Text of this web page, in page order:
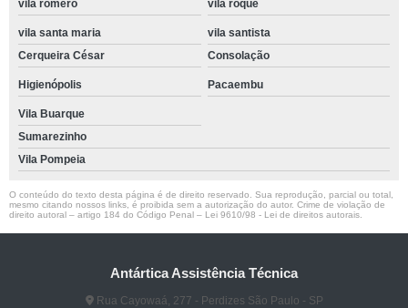
vila romero vila roque
vila santa maria
vila santista
Cerqueira César
Consolação
Higienópolis Pacaembu
Vila Buarque
Sumarezinho
Vila Pompeia
O conteúdo do texto desta página é de direito reservado. Sua reprodução, parcial ou total,
mesmo citando nossos links, é proibida sem a autorização do autor. Crime de violação de
direito autoral – artigo 184 do Código Penal – Lei 9610/98 - Lei de direitos autorais
Antártica Assistência Técnica
Rua Cayowaá, 277 - Perdizes São Paulo - SP